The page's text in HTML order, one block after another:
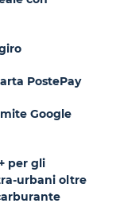
PostePay
Google
per gli
urbani oltre